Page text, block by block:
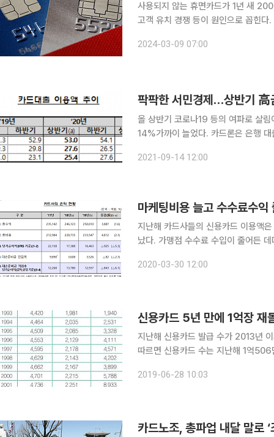
사용되지 않는 휴면카드가 1년 새
고객 유치 경쟁 등이 원인으로 꼽힌
대·KB국민·롯데·우리·하나·BC카드)
2024-03-09 07:00
팍팍한 서민경제…상반기
올 상반기 코로나19 등의 여파로 살
14%가까이 늘었다. 카드론은 은행
었다는 분석이다. 이들의 은행 대출
2021-09-14 12:00
마케팅비용 늘고 수수료수
지난해 카드사들의 신용카드 이용액
났다. 가맹점 수수료 수입이 줄어든
년(1조 7388억 원) 대비 5.3%(925
2020-03-30 12:00
신용카드 5년 만에 1억장 재
지난해 신용카드 발급 수가 2013년 이후 5년 만
따르면 신용카드 수는 지난해 1억
망과 함께했다. 2002년 1억
2019-06-28 10:03
카드노조, 총파업 내달 말로 ‘